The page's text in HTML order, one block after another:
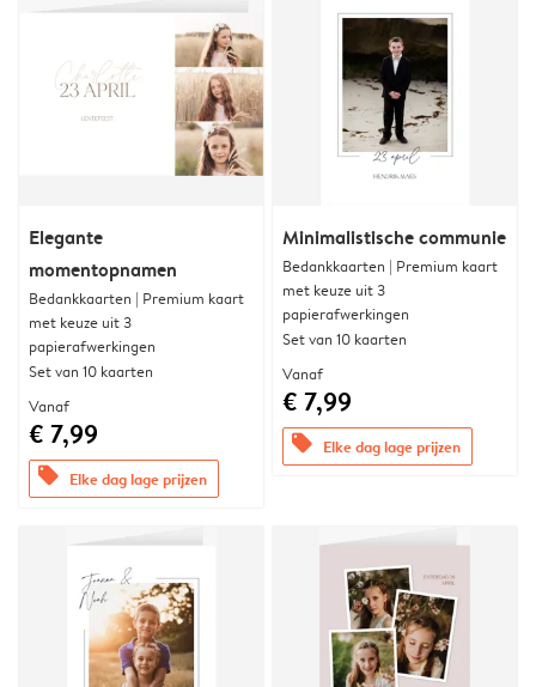
Elegante
momentopnamen
Bedankkaarten | Premium kaart
met keuze uit 3
papierafwerkingen
Set van 10 kaarten
Vanaf
€ 7,99
offers Elke dag lage prijzen
Minimalistische communie
Bedankkaarten | Premium kaart
met keuze uit 3
papierafwerkingen
Set van 10 kaarten
Vanaf
€ 7,99
offers Elke dag lage prijzen